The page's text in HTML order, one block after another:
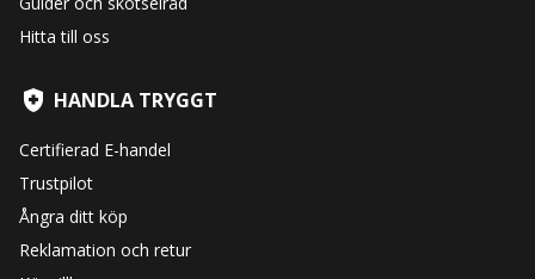
Hitta till oss
HANDLA TRYGGT
Certifierad E-handel
Trustpilot
Ångra ditt köp
Reklamation och retur